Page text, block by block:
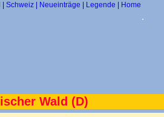
Schweiz Neueinträge Legende Home
.
Wald (D)